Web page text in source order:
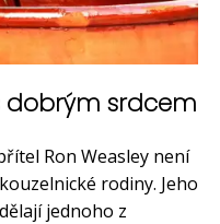
dobrým srdcem
Ron Weasley není
rodiny. Jeho
jednoho z